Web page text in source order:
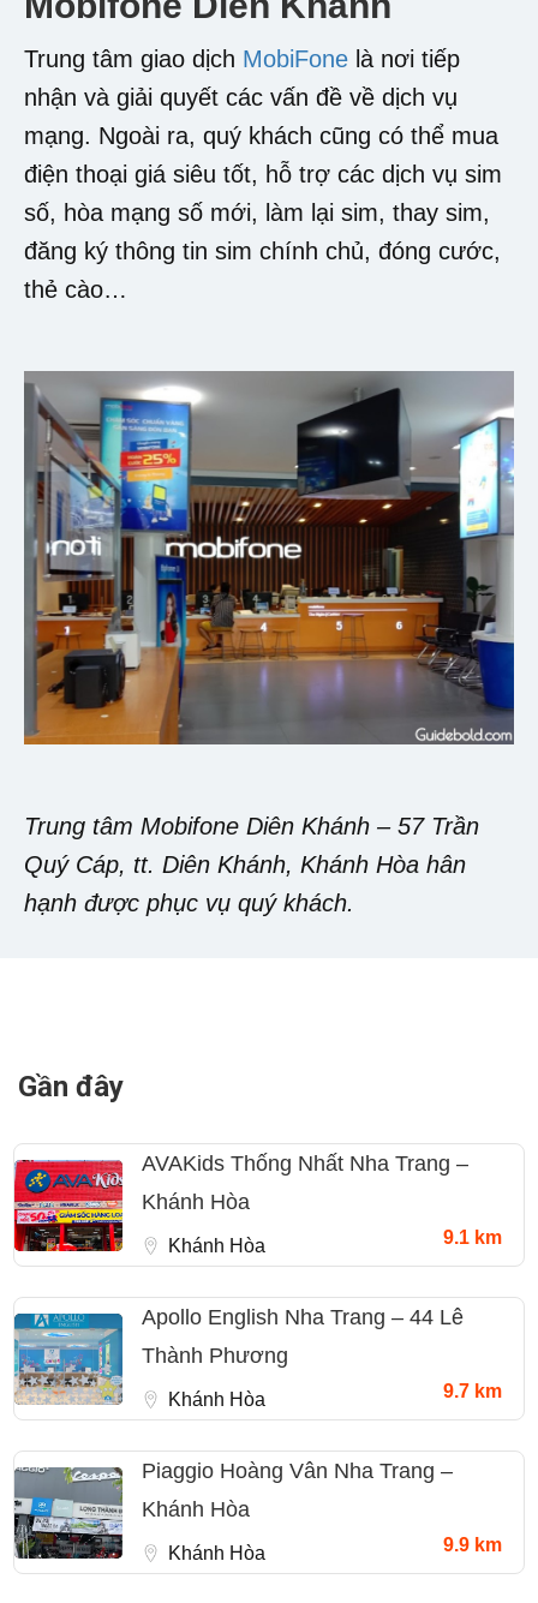
Trung tâm giao dịch MobiFone là nơi tiếp
nhận và giải quyết các vấn đề về dịch vụ
mạng. Ngoài ra, quý khách cũng có thể mua
điện thoại giá siêu tốt, hỗ trợ các dịch vụ sim
số, hòa mạng số mới, làm lại sim, thay sim,
đăng ký thông tin sim chính chủ, đóng cước,
thẻ cào…
Trung tâm Mobifone Diên Khánh – 57 Trần
Quý Cáp, tt. Diên Khánh, Khánh Hòa hân
hạnh được phục vụ quý khách.
Gần đây
AVAKids Thống Nhất Nha Trang –
Khánh Hòa
Khánh Hòa 9.1 km
Apollo English Nha Trang – 44 Lê
Thành Phương
Khánh Hòa 9.7 km
Piaggio Hoàng Vân Nha Trang –
Khánh Hòa
Khánh Hòa 9.9 km